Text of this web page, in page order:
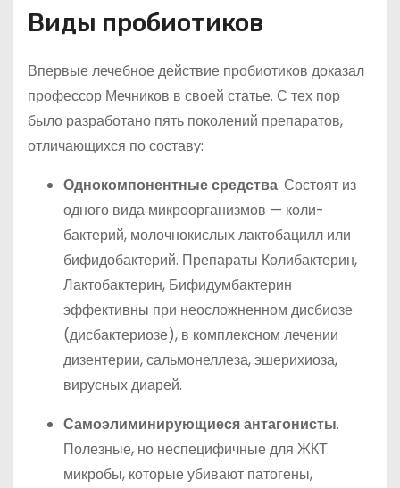
Виды пробиотиков
Впервые лечебное действие пробиотиков доказал
профессор Мечников в своей статье. С тех пор
было разработано пять поколений препаратов,
отличающихся по составу:
Однокомпонентные средства. Состоят из
одного вида микроорганизмов — коли-
бактерий, молочнокислых лактобацилл или
бифидобактерий. Препараты Колибактерин,
Лактобактерин, Бифидумбактерин
эффективны при неосложненном дисбиозе
(дисбактериозе), в комплексном лечении
дизентерии, сальмонеллеза, эшерихиоза,
вирусных диарей.
Самоэлиминирующиеся антагонисты.
Полезные, но неспецифичные для ЖКТ
микробы, которые убивают патогены,